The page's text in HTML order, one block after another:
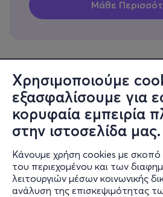
Χρησιμοποιούμε
εξασφαλίσουμε για
κορυφαία εμπειρία
στην ιστοσελίδα μας.
Κάνουμε χρήση cookies με σκοπό
του περιεχομένου και των
λειτουργιών μέσων κοινωνικής
ανάλυση της επισκεψιμότητας
Πληροφορίες
Υποστήριξη
Stay Connected